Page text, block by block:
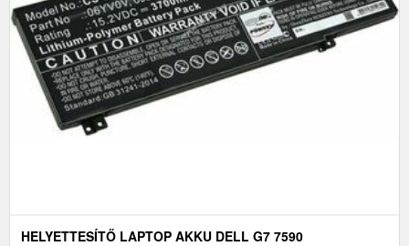
HELYETTESÍTŐ LAPTOP AKKU DELL G7 7590